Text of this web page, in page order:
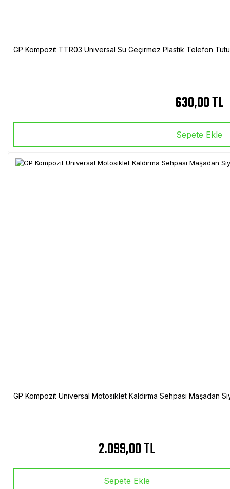
GP Kompozit TTR03 Universal Su Geçirmez Plastik Telefon
630,00 TL
Sepete Ekle
GP Kompozit Universal Motosiklet Kaldırma Sehpası Maşadan
2.099,00 TL
Sepete Ekle